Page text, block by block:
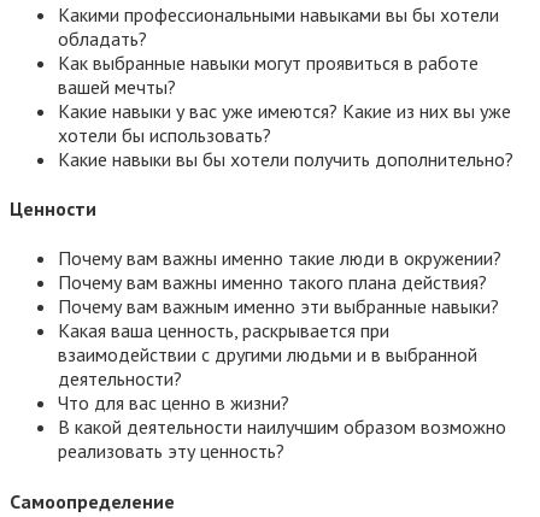
Какими профессиональными навыками вы бы хотели
обладать?
Как выбранные навыки могут проявиться в работе
вашей мечты?
Какие навыки у вас уже имеются? Какие из них вы уже
хотели бы использовать?
Какие навыки вы бы хотели получить дополнительно?
Ценности
Почему вам важны именно такие люди в окружении?
Почему вам важны именно такого плана действия?
Почему вам важным именно эти выбранные навыки?
Какая ваша ценность, раскрывается при
взаимодействии с другими людьми и в выбранной
деятельности?
Что для вас ценно в жизни?
В какой деятельности наилучшим образом возможно
реализовать эту ценность?
Самоопределение